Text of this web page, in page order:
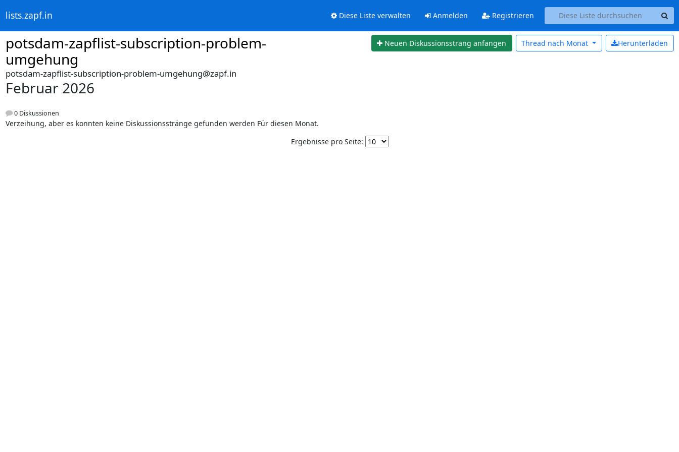
lists.zapf.in Diese Liste verwalten Anmelden Registrieren
potsdam-zapflist-subscription-problem-
umgehung
Neuen Diskussionsstrang anfangen Herunterladen
Thread nach Monat
potsdam-zapflist-subscription-problem-umgehung@zapf.in
Februar 2026
0 Diskussionen
Verzeihung, aber es konnten keine Diskussionsstränge gefunden werden Für diesen Monat.
Ergebnisse pro Seite: